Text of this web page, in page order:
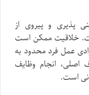
پذیری و پیروی از
خلاقیت ممکن است
عمل فرد محدود به
انجام وظایف
است.